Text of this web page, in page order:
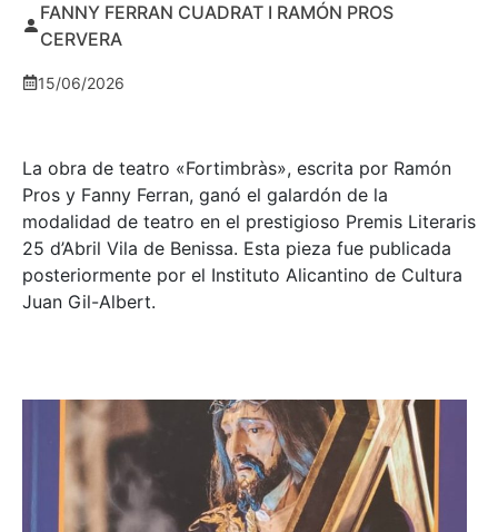
FANNY FERRAN CUADRAT I RAMÓN PROS
CERVERA
15/06/2026
La obra de teatro «Fortimbràs», escrita por Ramón
Pros y Fanny Ferran, ganó el galardón de la
modalidad de teatro en el prestigioso Premis Literaris
25 d’Abril Vila de Benissa. Esta pieza fue publicada
posteriormente por el Instituto Alicantino de Cultura
Juan Gil-Albert.